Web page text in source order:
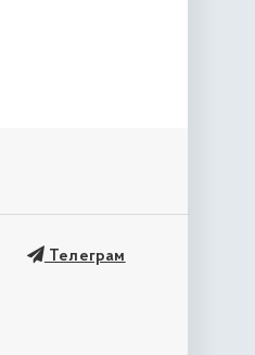
Телеграм